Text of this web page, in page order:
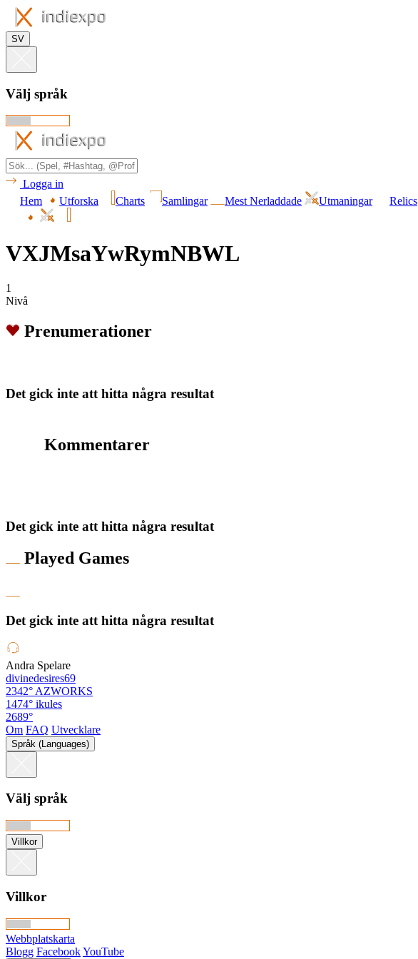
SV
Välj språk
Logga in
Hem
Utforska Charts Samlingar Mest Nerladdade Utmaningar Relics
VXJMsaYwRymNBWL
1
Nivå
Prenumerationer
Det gick inte att hitta några resultat
Kommentarer
Det gick inte att hitta några resultat
Played Games
Det gick inte att hitta några resultat
Andra Spelare
divinedesires69
2342° AZWORKS
1474° ikules
2689°
Om FAQ Utvecklare
Språk (Languages)
Välj språk
Villkor
Villkor
Webbplatskarta
Blogg FacebookYouTube